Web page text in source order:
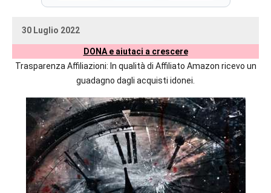
prossime
editoriali
maggiori
straniere.
30 Luglio 2022
uctil_user
Nessun
DONA e aiutaci a crescere
Trasparenza Affiliazioni: In qualità di Affiliato Amazon ricevo un
guadagno dagli acquisti idonei.